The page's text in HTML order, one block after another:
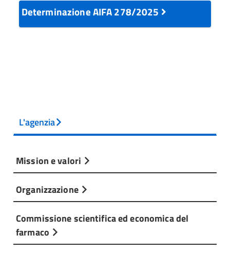
Determinazione AIFA 278/2025
L'agenzia
Mission e valori
Organizzazione
Commissione scientifica ed economica del
farmaco